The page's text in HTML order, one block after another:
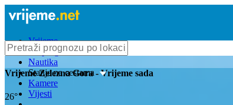
Vrijeme
Bioprognoza
Nautika
Stanje na cestama
Kamere
Vijesti
VrijemeZelezna Gora- Vrijeme sada
26°